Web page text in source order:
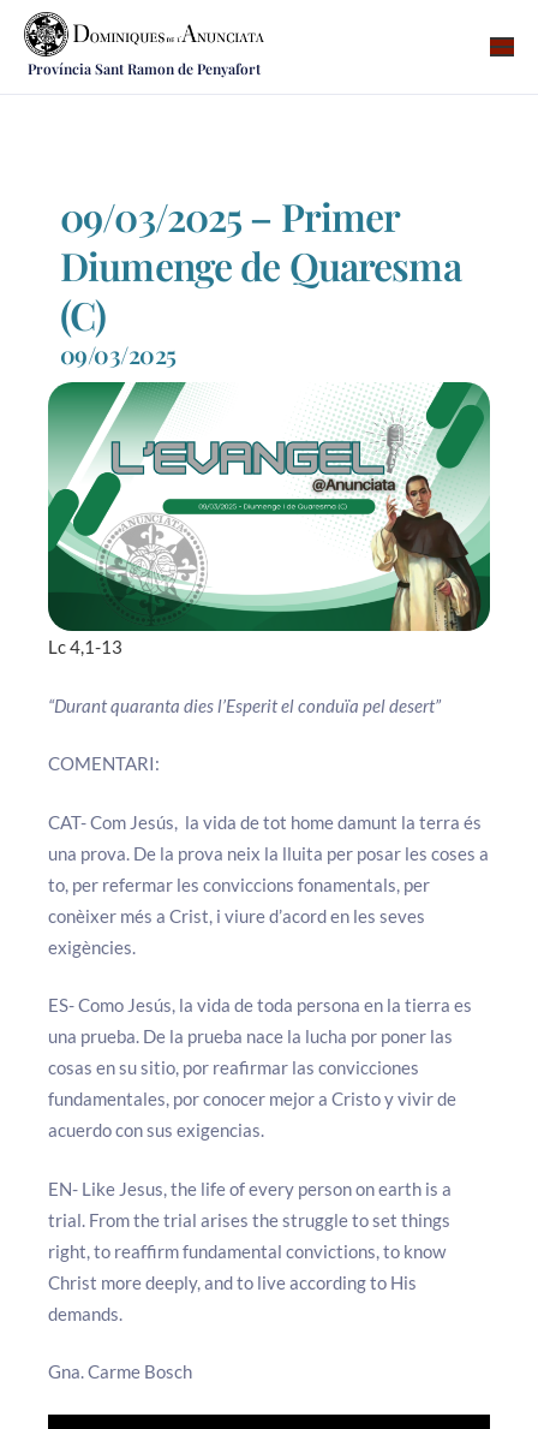
Província Sant Ramon de Penyafort
Qui som
Vocacions
Notícies
Recursos
Contacte
09/03/2025 – Primer
Diumenge de Quaresma
(C)
09/03/2025
Lc 4,1-13
“Durant quaranta dies l’Esperit el conduïa pel desert”
COMENTARI:
CAT- Com Jesús, la vida de tot home damunt la terra és
una prova. De la prova neix la lluita per posar les coses a
to, per refermar les conviccions fonamentals, per
conèixer més a Crist, i viure d’acord en les seves
exigències.
ES- Como Jesús, la vida de toda persona en la tierra es
una prueba. De la prueba nace la lucha por poner las
cosas en su sitio, por reafirmar las convicciones
fundamentales, por conocer mejor a Cristo y vivir de
acuerdo con sus exigencias.
EN- Like Jesus, the life of every person on earth is a
trial. From the trial arises the struggle to set things
right, to reaffirm fundamental convictions, to know
Christ more deeply, and to live according to His
demands.
Gna. Carme Bosch